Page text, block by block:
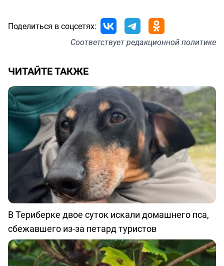
Поделиться в соцсетях:
Соответствуетредакционной политике
ЧИТАЙТЕ ТАКЖЕ
В Териберке двое суток искали домашнего пса,
сбежавшего из-за петард туристов